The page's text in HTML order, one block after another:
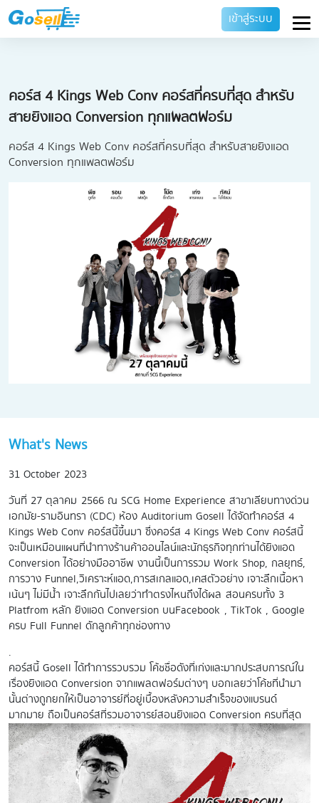
เข้าสู่ระบบ
คอร์ส 4 Kings Web Conv คอร์สที่ครบที่สุด สำหรับ
สายยิงแอด Conversion ทุกแพลตฟอร์ม
คอร์ส 4 Kings Web Conv คอร์สที่ครบที่สุด สำหรับสายยิงแอด
Conversion ทุกแพลตฟอร์ม
What's News
31 October 2023
วันที่ 27 ตุลาคม 2566 ณ SCG Home Experience สาขาเลียบทางด่วน
เอกมัย-รามอินทรา (CDC) ห้อง Auditorium Gosell ได้จัดทำคอร์ส 4
Kings Web Conv คอร์สนี้ขึ้นมา ซึ่งคอร์ส 4 Kings Web Conv คอร์สนี้
จะเป็นเหมือนแผนที่นำทางร้านค้าออนไลน์และนักธุรกิจทุกท่านได้ยิงแอด
Conversion ได้อย่างมืออาชีพ งานนี้เป็นการรวม Work Shop, กลยุทธ์,
การวาง Funnel,วิเคราะห์แอด,การสเกลแอด,เคสตัวอย่าง เจาะลึกเนื้อหา
เน้นๆ ไม่มีน้ำ เจาะลึกกันไปเลยว่าทำตรงไหนถึงได้ผล สอนครบทั้ง 3
Platfrom หลัก ยิงแอด Conversion บนFacebook , TikTok , Google
ครบ Full Funnel ดักลูกค้าทุกช่องทาง
.
คอร์สนี้ Gosell ได้ทำการรวบรวม โค้ชชื่อดังที่เก่งและมากประสบการณ์ใน
เรื่องยิงแอด Conversion จากแพลตฟอร์มต่างๆ บอกเลยว่าโค้ชที่นำมา
นั้นต่างถูกยกให้เป็นอาจารย์ที่อยู่เบื้องหลังความสำเร็จของแบรนด์
มากมาย ถือเป็นคอร์สที่รวมอาจารย์สอนยิงแอด Conversion ครบที่สุด